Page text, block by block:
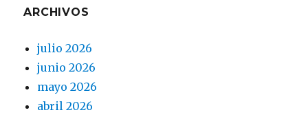
ARCHIVOS
julio 2026
junio 2026
mayo 2026
abril 2026